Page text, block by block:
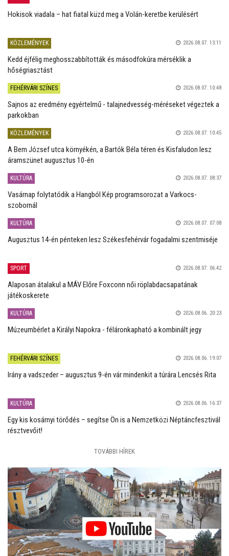
Hokisok viadala – hat fiatal küzd meg a Volán-keretbe kerülésért
KÖZLEMÉNYEK 2026.08.07. 13:11
Kedd éjfélig meghosszabbították és másodfokúra mérséklik a
hőségriasztást
FEHÉRVÁRI SZÍNES 2026.08.07. 10:48
Sajnos az eredmény egyértelmű - talajnedvesség-méréseket végeztek a
parkokban
KÖZLEMÉNYEK 2026.08.07. 10:45
A Bem József utca környékén, a Bartók Béla téren és Kisfaludon lesz
áramszünet augusztus 10-én
KULTÚRA 2026.08.07. 08:37
Vasárnap folytatódik a Hangból Kép programsorozat a Varkocs-
szobornál
KULTÚRA 2026.08.07. 07:08
Augusztus 14-én pénteken lesz Székesfehérvár fogadalmi szentmiséje
SPORT 2026.08.07. 06:42
Alaposan átalakul a MÁV Előre Foxconn női röplabdacsapatának
játékoskerete
KULTÚRA 2026.08.06. 20:23
Múzeumbérlet a Királyi Napokra - féláronkapható a kombinált jegy
FEHÉRVÁRI SZÍNES 2026.08.06. 19:07
Irány a vadszeder – augusztus 9-én vár mindenkit a túrára Lencsés Rita
KULTÚRA 2026.08.06. 16:37
Egy kis kosárnyi törődés – segítse Ön is a Nemzetközi Néptáncfesztivál
résztvevőit!
TOVÁBBI HÍREK